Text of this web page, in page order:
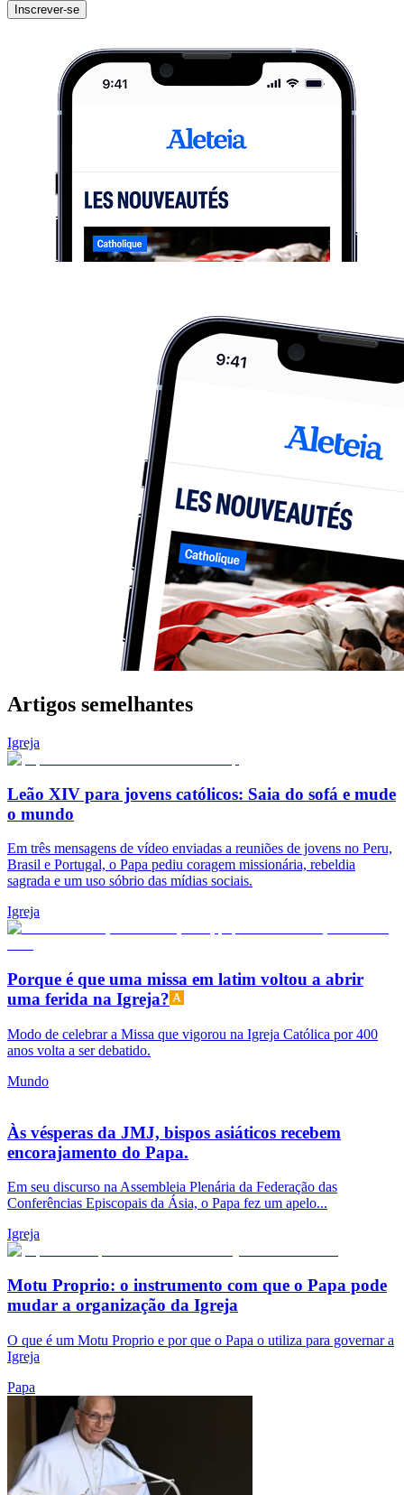
Inscrever-se
Artigos semelhantes
Igreja
Leão XIV para jovens católicos: Saia do sofá e mude
o mundo
Em três mensagens de vídeo enviadas a reuniões de jovens no Peru,
Brasil e Portugal, o Papa pediu coragem missionária, rebeldia
sagrada e um uso sóbrio das mídias sociais.
Igreja
Porque é que uma missa em latim voltou a abrir
uma ferida na Igreja?
Modo de celebrar a Missa que vigorou na Igreja Católica por 400
anos volta a ser debatido.
Mundo
Às vésperas da JMJ, bispos asiáticos recebem
encorajamento do Papa.
Em seu discurso na Assembleia Plenária da Federação das
Conferências Episcopais da Ásia, o Papa fez um apelo...
Igreja
Motu Proprio: o instrumento com que o Papa pode
mudar a organização da Igreja
O que é um Motu Proprio e por que o Papa o utiliza para governar a
Igreja
Papa